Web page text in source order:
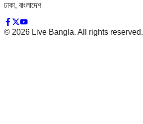
ঢাকা, বাংলাদেশ
© 2026 Live Bangla. All rights reserved.